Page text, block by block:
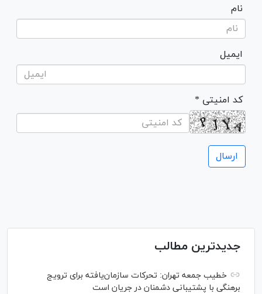
نام
ایمیل
* کد امنیتی
جدیدترین مطالب
خطیب جمعه تهران: تحرکات سازمان‌یافته برای ترویج
برهنگی با پشتیبانی دشمنان در جریان است